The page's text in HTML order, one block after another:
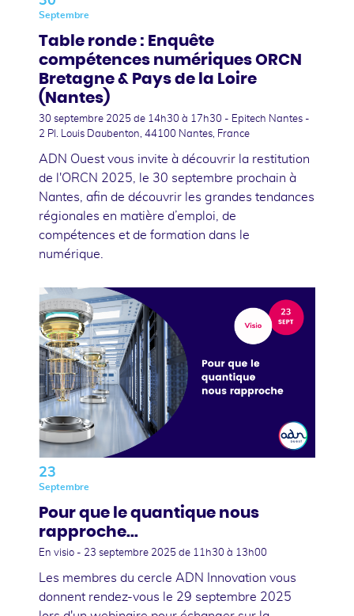
Septembre
Table ronde : Enquête
compétences numériques ORCN
Bretagne & Pays de la Loire
(Nantes)
30 septembre 2025 de 14h30 à 17h30 - Epitech Nantes -
2 Pl. Louis Daubenton, 44100 Nantes, France
ADN Ouest vous invite à découvrir la restitution
de l'ORCN 2025, le 30 septembre prochain à
Nantes, afin de découvrir les grandes tendances
régionales en matière d’emploi, de
compétences et de formation dans le
numérique.
23
Septembre
Pour que le quantique nous
rapproche...
En visio - 23 septembre 2025 de 11h30 à 13h00
Les membres du cercle ADN Innovation vous
donnent rendez-vous le 29 septembre 2025